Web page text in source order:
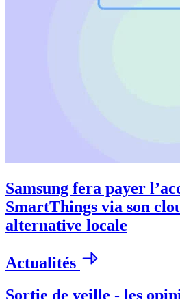
Samsung fera payer
SmartThings via son
alternative locale
Actualités
Sortie de veille - les